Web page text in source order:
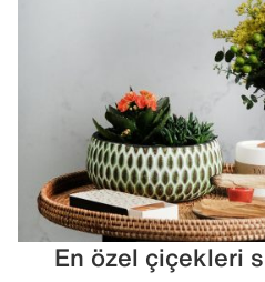
En özel çiçekleri